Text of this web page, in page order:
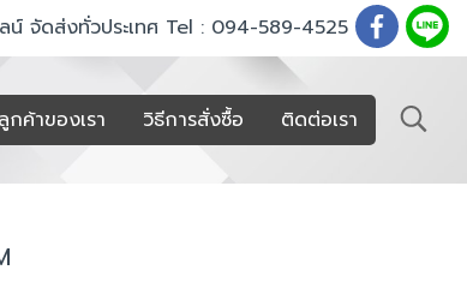
น์ จัดส่งทั่วประเทศ Tel : 094-589-4525
ลูกค้าของเรา วิธีการสั่งซื้อ ติดต่อเรา